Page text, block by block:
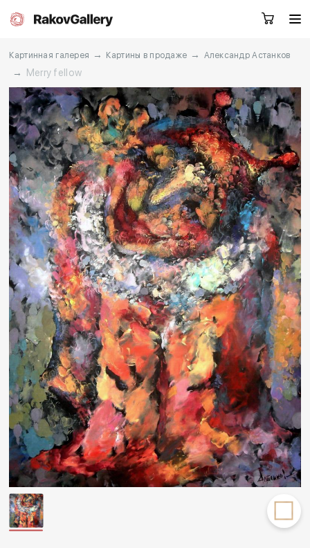
Екатеринбург
RU EN CN
Каталог Художники
О нас Услуги
События Контакты
Другие проекты
Rakov
baget
Rakov
special
Заказать звонок
Картинная галерея → Картины в продаже → Александр Астанков
→ Merry fellow